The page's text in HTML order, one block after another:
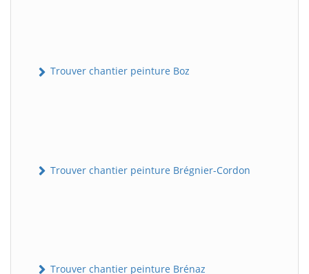
Trouver chantier peinture Boz
Trouver chantier peinture Brégnier-Cordon
Trouver chantier peinture Brénaz